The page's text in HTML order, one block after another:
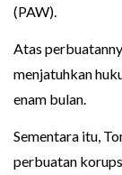
(PAW).
Atas
menjatuhkan
enam bulan.
Sementara itu,
perbuatan